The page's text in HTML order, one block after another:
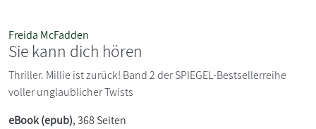
Freida McFadden
Sie kann dich hören
Thriller. Millie ist zurück! Band 2 der SPIEGEL-Bestsellerreihe
voller unglaublicher Twists
eBook (epub), 368 Seiten